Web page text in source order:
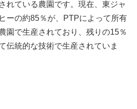
れている農園です。現在、東ジャ
ーの約85％が、PTPによって所有
園で生産されており、残りの15％
伝統的な技術で生産されていま